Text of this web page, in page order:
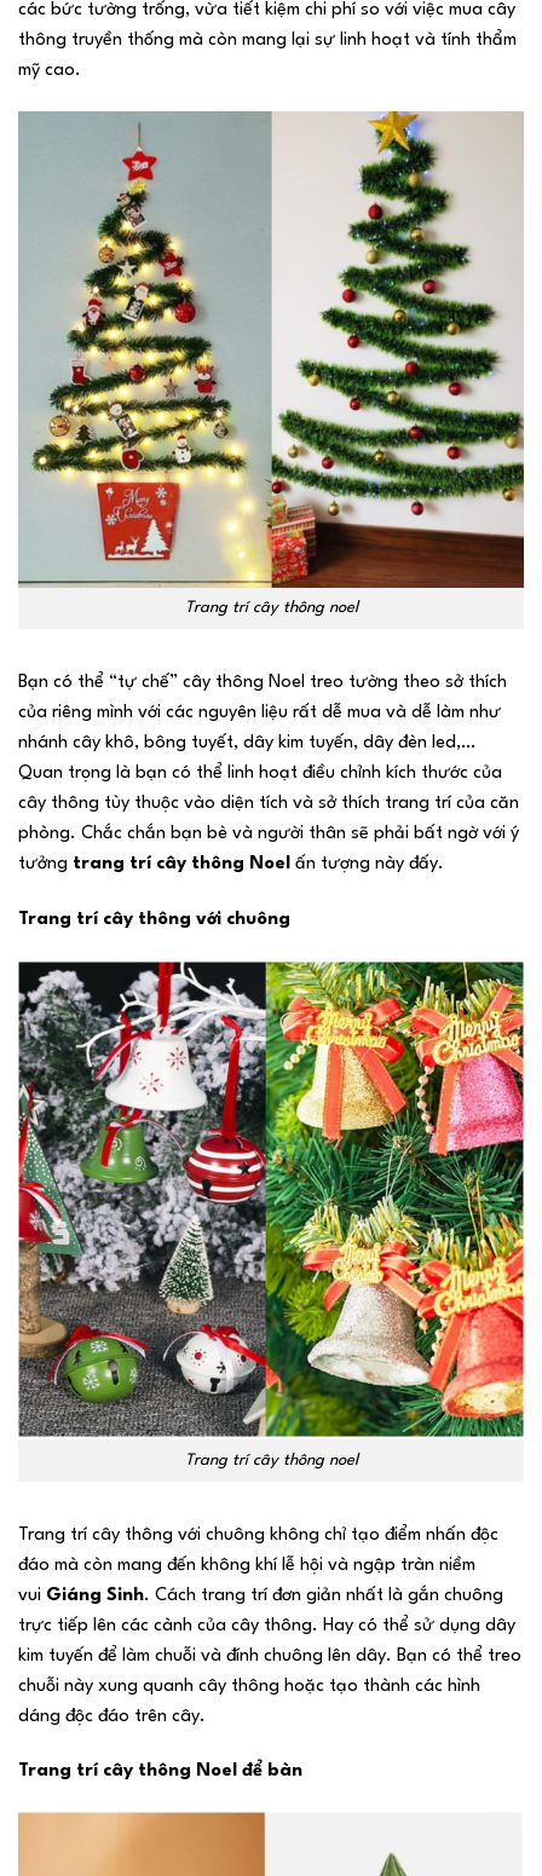
các bức tường trống, vừa tiết kiệm chi phí so với việc mua cây
thông truyền thống mà còn mang lại sự linh hoạt và tính thẩm
mỹ cao.
Trang trí cây thông noel
Bạn có thể “tự chế” cây thông Noel treo tường theo sở thích
của riêng mình với các nguyên liệu rất dễ mua và dễ làm như
nhánh cây khô, bông tuyết, dây kim tuyến, dây đèn led,…
Quan trọng là bạn có thể linh hoạt điều chỉnh kích thước của
cây thông tùy thuộc vào diện tích và sở thích trang trí của căn
phòng. Chắc chắn bạn bè và người thân sẽ phải bất ngờ với ý
tưởng trang trí cây thông Noel ấn tượng này đấy.
Trang trí cây thông với chuông
Trang trí cây thông noel
Trang trí cây thông với chuông không chỉ tạo điểm nhấn độc
đáo mà còn mang đến không khí lễ hội và ngập tràn niềm
vui Giáng Sinh. Cách trang trí đơn giản nhất là gắn chuông
trực tiếp lên các cành của cây thông. Hay có thể sử dụng dây
kim tuyến để làm chuỗi và đính chuông lên dây. Bạn có thể treo
chuỗi này xung quanh cây thông hoặc tạo thành các hình
dáng độc đáo trên cây.
Trang trí cây thông Noel để bàn